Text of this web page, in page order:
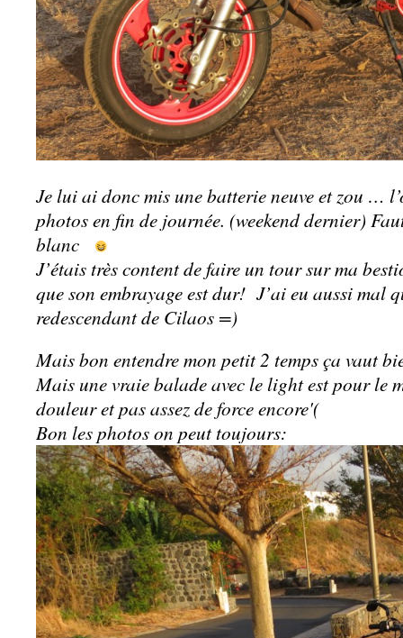
Je lui ai donc mis une batterie neuve et zou …
photos en fin de journée. (weekend dernier)
blanc
J’étais très content de faire un tour sur ma
que son embrayage est dur! J’ai eu aussi mal
redescendant de Cilaos =)
Mais bon entendre mon petit 2 temps ça vaut
Mais une vraie balade avec le light est pour le
douleur et pas assez de force encore'(
Bon les photos on peut toujours: